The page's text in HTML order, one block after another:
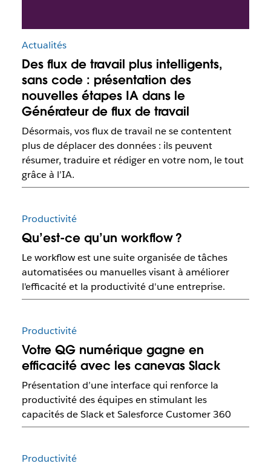
Actualités
Des flux de travail plus intelligents,
sans code : présentation des
nouvelles étapes IA dans le
Générateur de flux de travail
Désormais, vos flux de travail ne se contentent
plus de déplacer des données : ils peuvent
résumer, traduire et rédiger en votre nom, le tout
grâce à l’IA.
Productivité
Qu’est-ce qu’un workflow ?
Le workflow est une suite organisée de tâches
automatisées ou manuelles visant à améliorer
l'efficacité et la productivité d'une entreprise.
Productivité
Votre QG numérique gagne en
efficacité avec les canevas Slack
Présentation d’une interface qui renforce la
productivité des équipes en stimulant les
capacités de Slack et Salesforce Customer 360
Productivité